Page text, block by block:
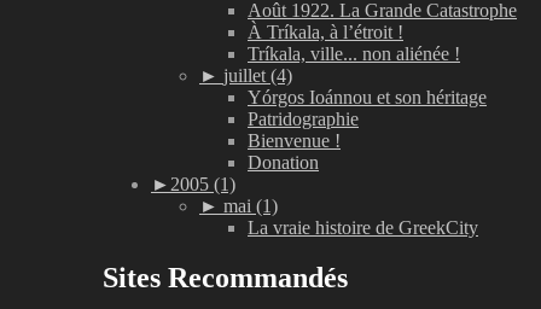
Août 1922. La Grande Catastrophe
À Tríkala, à l’étroit !
Tríkala, ville... non aliénée !
► juillet (4)
Yórgos Ioánnou et son héritage
Patridographie
Bienvenue !
Donation
► 2005 (1)
► mai (1)
La vraie histoire de GreekCity
Sites Recommandés